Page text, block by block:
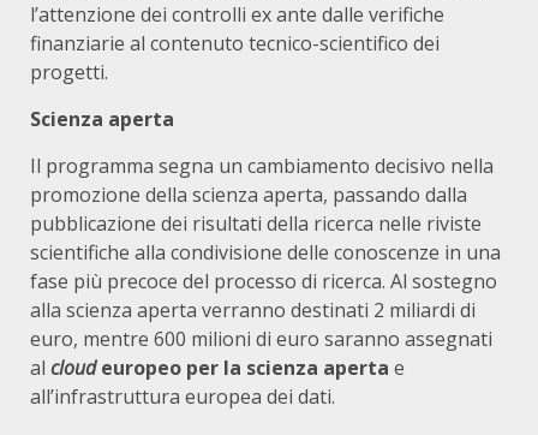
l’attenzione dei controlli ex ante dalle verifiche
finanziarie al contenuto tecnico-scientifico dei
progetti.
Scienza aperta
Il programma segna un cambiamento decisivo nella
promozione della scienza aperta, passando dalla
pubblicazione dei risultati della ricerca nelle riviste
scientifiche alla condivisione delle conoscenze in una
fase più precoce del processo di ricerca. Al sostegno
alla scienza aperta verranno destinati 2 miliardi di
euro, mentre 600 milioni di euro saranno assegnati
al cloudeuropeo per la scienza aperta e
all’infrastruttura europea dei dati.